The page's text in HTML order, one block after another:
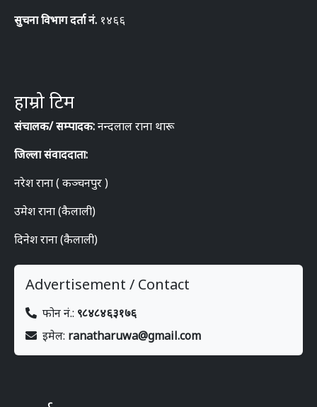
सुचना विभाग दर्ता नं. १४६६
हाम्रो टिम
संचालक/ सम्पादक:नन्दलाल राना थारू
जिल्ला संवाददाता:
नरेश राना ( कञ्चनपुर )
उमेश राना (कैलाली)
दिनेश राना (कैलाली)
Advertisement / Contact
फोन नं.: ९८४८४६३१७६
इमेल: ranatharuwa@gmail.com